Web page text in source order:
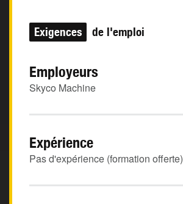
Exigences de l'emploi
Employeurs
Skyco Machine
Expérience
Pas d'expérience (formation offerte)